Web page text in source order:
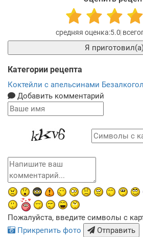
5.0
Я
Категории рецепта
Коктейли с апельсинами
Добавить комментарий
Пожалуйста, введите символы с
Прикрепить фото
Отправить